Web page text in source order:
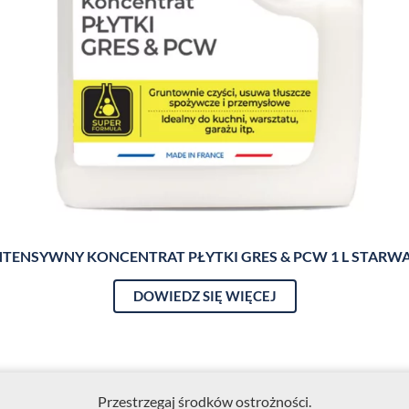
KONCENTRAT PŁYTKI GRES & PCW 1 L
DOWIEDZ SIĘ WIĘCEJ
Przestrzegaj środków ostrożności.